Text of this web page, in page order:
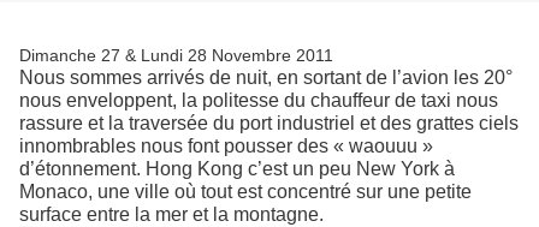
Dimanche 27 & Lundi 28 Novembre 2011
Nous sommes arrivés de nuit, en sortant de l’avion les 20°
nous enveloppent, la politesse du chauffeur de taxi nous
rassure et la traversée du port industriel et des grattes ciels
innombrables nous font pousser des « waouuu »
d’étonnement. Hong Kong c’est un peu New York à
Monaco, une ville où tout est concentré sur une petite
surface entre la mer et la montagne.